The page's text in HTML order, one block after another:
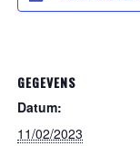
GEGEVENS
Datum:
11/02/2023